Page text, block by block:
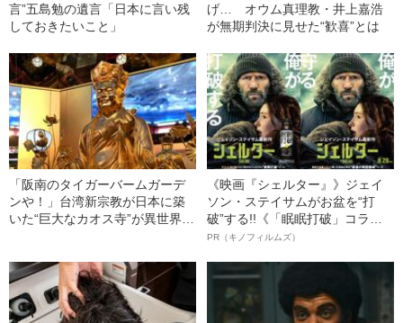
言”五島勉の遺言「日本に言い残
しておきたいこと」
げ… オウム真理教・井上嘉浩
が無期判決に見せた“歓喜”とは
「阪南のタイガーバームガーデ
ンや！」台湾新宗教が日本に築
いた“巨大なカオス寺”が異世界す
《映画『シェルター』》ジェイ
ソン・ステイサムがお盆を“打
破”する!!《「眠眠打破」コラ
ボ》
PR（キノフィルムズ）